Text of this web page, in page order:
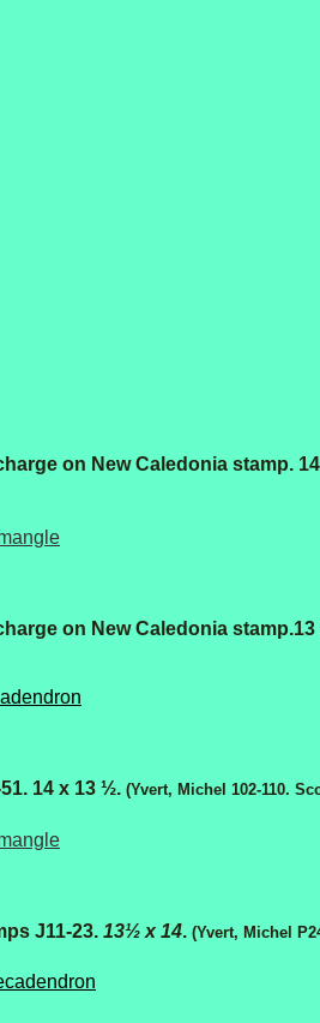
on New Caledonia stamp.
on New Caledonia stamp.13
14 х 13 ½. (Yvert, Michel 102-110.
J11-23. 13½ x 14. (Yvert, Michel